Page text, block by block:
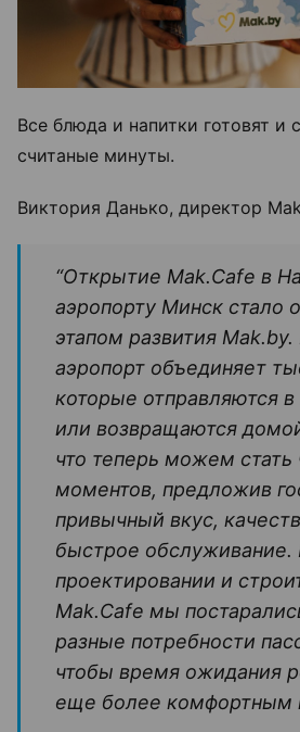
Все блюда и напитки готовят и
считаные минуты.
Виктория Данько, директор
“Открытие Mak.Cafe в
аэропорту Минск стало
этапом развития
аэропорт объединяет
которые отправляются
или возвращаются
что теперь можем стать
моментов, предложив
привычный вкус,
быстрое обслуживание.
проектировании и
Mak.Cafe мы
разные потребности
чтобы время ожидания
еще более комфортным